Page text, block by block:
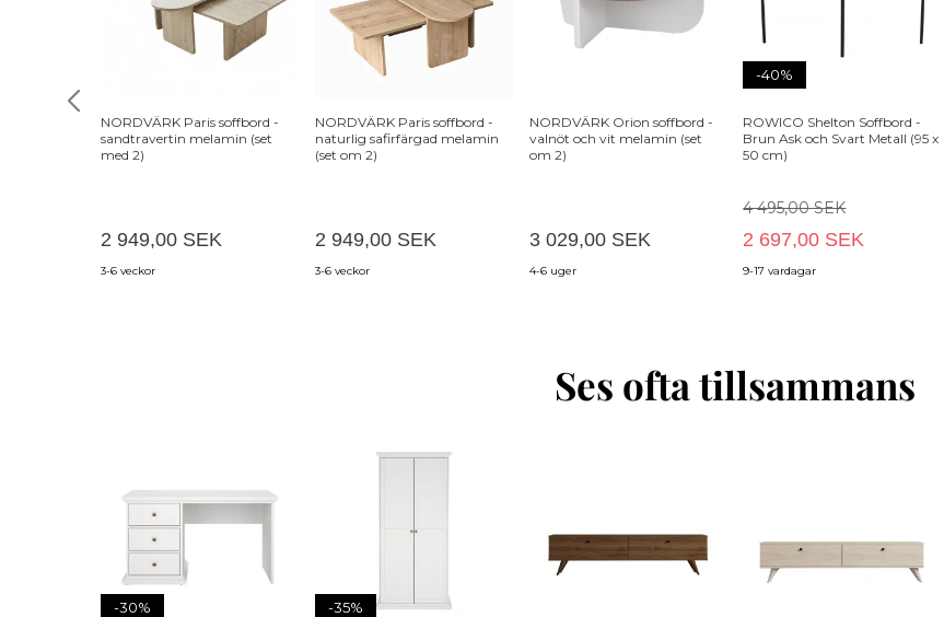
NORDVÄRK Paris soffbord -
sandtravertin melamin (set
med 2)
2 949,00 SEK
3-6 veckor
NORDVÄRK Paris soffbord -
naturlig safirfärgad melamin
(set om 2)
2 949,00 SEK
3-6 veckor
NORDVÄRK Orion soffbord -
valnöt och vit melamin (set
om 2)
3 029,00 SEK
4-6 uger
-40%
ROWICO Shelton Soffbord -
Brun Ask och Svart Metall (95 x
50 cm)
4 495,00 SEK
2 697,00 SEK
9-17 vardagar
Ses ofta tillsammans
-30% -35%